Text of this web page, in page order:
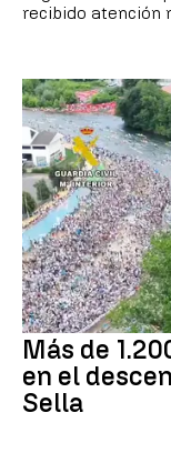
recibido atención
Más de
en el
Sella